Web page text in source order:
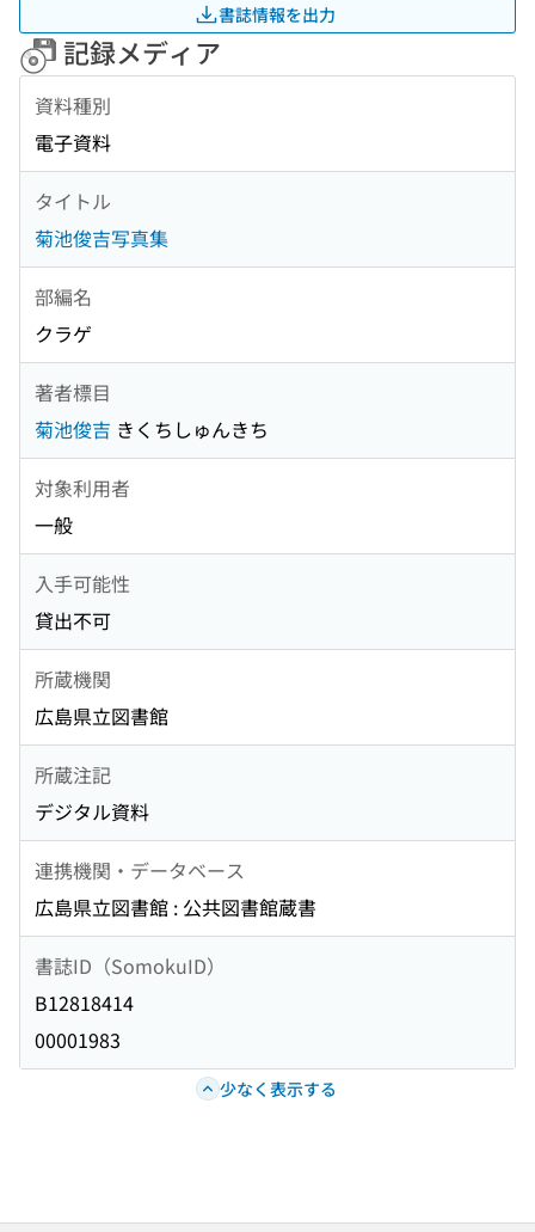
書誌情報を出力
記録メディア
資料種別
電子資料
タイトル
菊池俊吉写真集
部編名
クラゲ
著者標目
菊池俊吉 きくちしゅんきち
対象利用者
一般
入手可能性
貸出不可
所蔵機関
広島県立図書館
所蔵注記
デジタル資料
連携機関・データベース
広島県立図書館 : 公共図書館蔵書
書誌ID（SomokuID）
B12818414
00001983
少なく表示する